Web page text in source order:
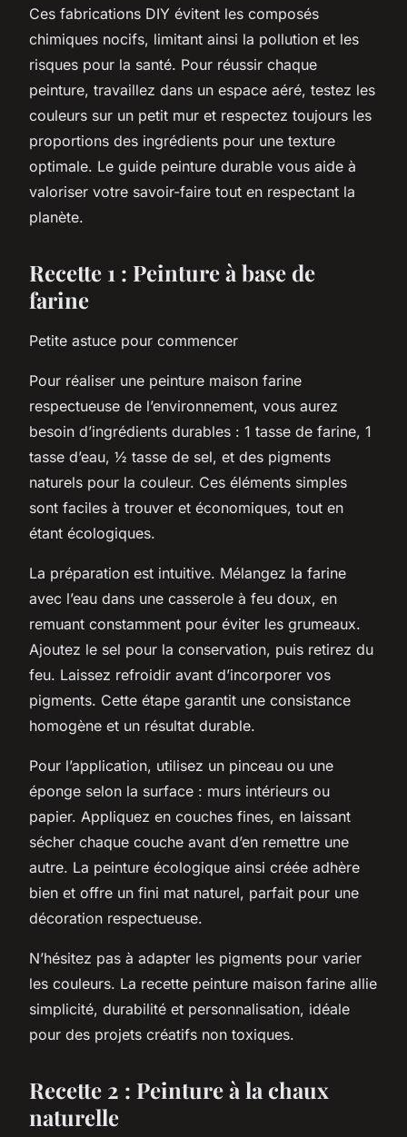
Ces fabrications DIY évitent les composés
chimiques nocifs, limitant ainsi la pollution et les
risques pour la santé. Pour réussir chaque
peinture, travaillez dans un espace aéré, testez les
couleurs sur un petit mur et respectez toujours les
proportions des ingrédients pour une texture
optimale. Le guide peinture durable vous aide à
valoriser votre savoir-faire tout en respectant la
planète.
Recette 1 : Peinture à base de
farine
Petite astuce pour commencer
Pour réaliser une peinture maison farine
respectueuse de l’environnement, vous aurez
besoin d’ingrédients durables : 1 tasse de farine, 1
tasse d’eau, ½ tasse de sel, et des pigments
naturels pour la couleur. Ces éléments simples
sont faciles à trouver et économiques, tout en
étant écologiques.
La préparation est intuitive. Mélangez la farine
avec l’eau dans une casserole à feu doux, en
remuant constamment pour éviter les grumeaux.
Ajoutez le sel pour la conservation, puis retirez du
feu. Laissez refroidir avant d’incorporer vos
pigments. Cette étape garantit une consistance
homogène et un résultat durable.
Pour l’application, utilisez un pinceau ou une
éponge selon la surface : murs intérieurs ou
papier. Appliquez en couches fines, en laissant
sécher chaque couche avant d’en remettre une
autre. La peinture écologique ainsi créée adhère
bien et offre un fini mat naturel, parfait pour une
décoration respectueuse.
N’hésitez pas à adapter les pigments pour varier
les couleurs. La recette peinture maison farine allie
simplicité, durabilité et personnalisation, idéale
pour des projets créatifs non toxiques.
Recette 2 : Peinture à la chaux
naturelle